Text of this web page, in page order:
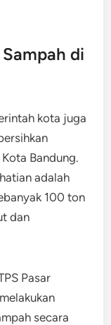
di
kota juga
Bandung.
adalah
100 ton
dan
Pasar
secara